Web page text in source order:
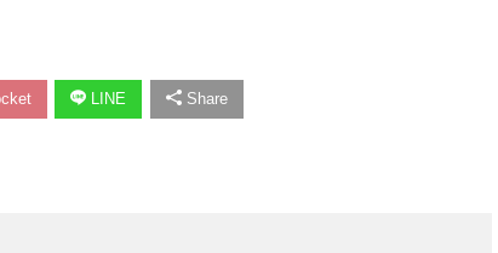
LINE Share